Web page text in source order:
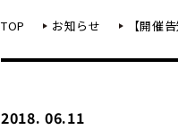
TOP お知らせ 【開催
2018. 06.11